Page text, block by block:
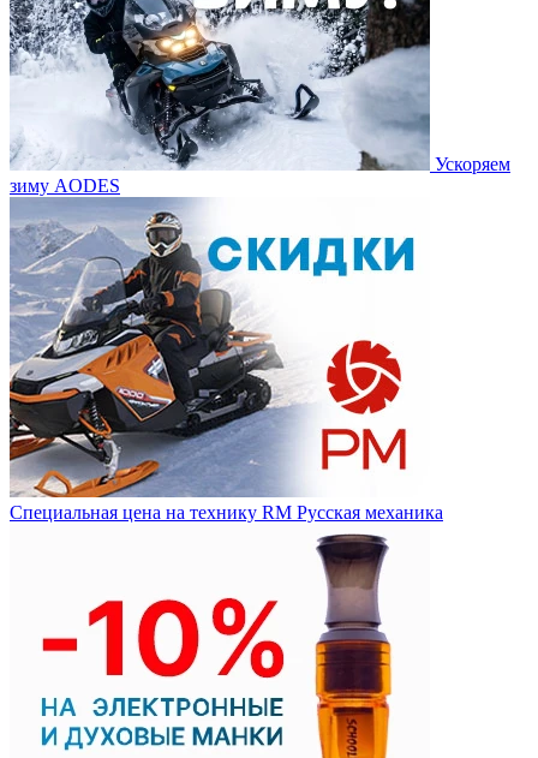
Ускоряем
зиму AODES
Специальная цена на технику RM Русская механика